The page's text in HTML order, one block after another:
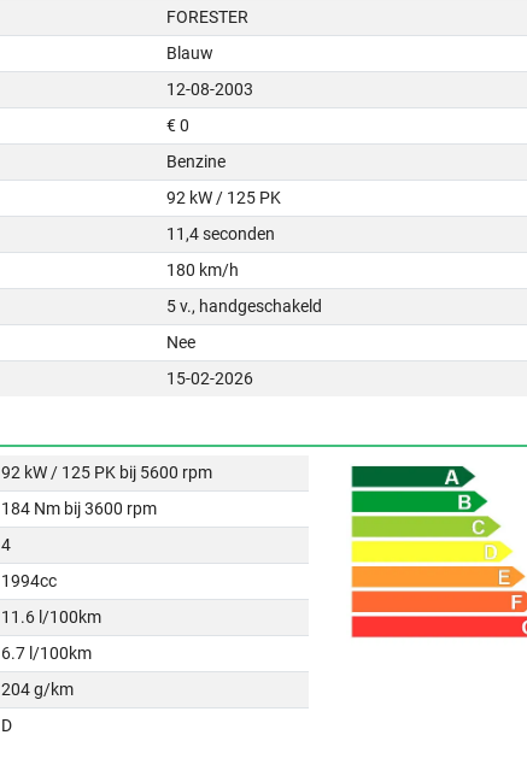
FORESTER
Blauw
12-08-2003
€ 0
Benzine
92 kW / 125 PK
11,4 seconden
180 km/h
5 v., handgeschakeld
Nee
15-02-2026
92 kW / 125 PK bij 5600 rpm
184 Nm bij 3600 rpm
4
1994cc
11.6 l/100km
6.7 l/100km
204 g/km
D